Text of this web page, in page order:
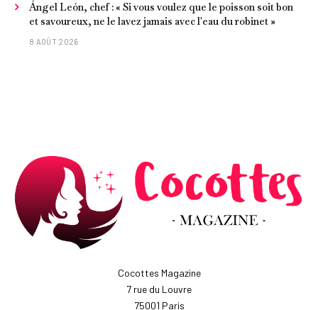
Ángel León, chef : « Si vous voulez que le poisson soit bon
et savoureux, ne le lavez jamais avec l'eau du robinet »
8 AOÛT 2026
Cocottes Magazine
7 rue du Louvre
75001 Paris